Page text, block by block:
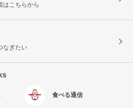
はこちらから
なぎたい
食べる通信